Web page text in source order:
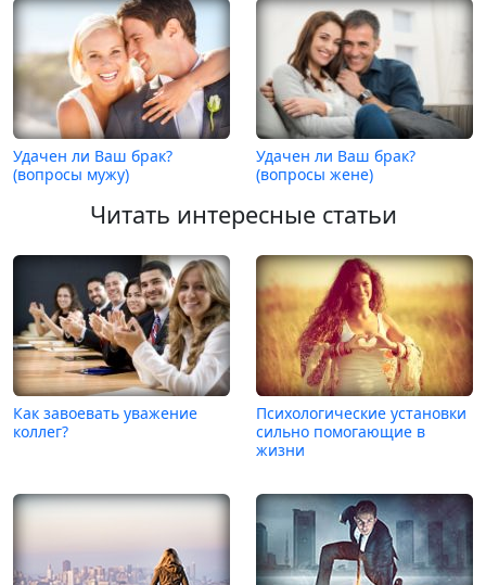
Удачен ли Ваш брак?
(вопросы мужу)
Удачен ли Ваш брак?
(вопросы жене)
Читать интересные статьи
Как завоевать уважение
коллег?
Психологические установки
сильно помогающие в
жизни